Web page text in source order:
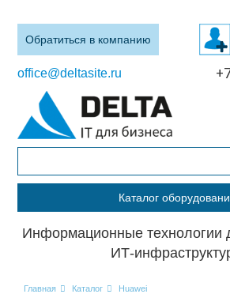
Обратиться в компанию
office@deltasite.ru
Каталог
Информационные технологии
ИТ-
Главная Каталог
Huawei